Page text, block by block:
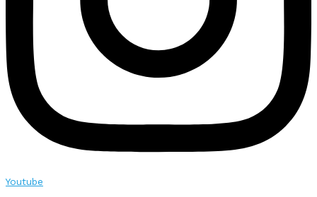
Youtube